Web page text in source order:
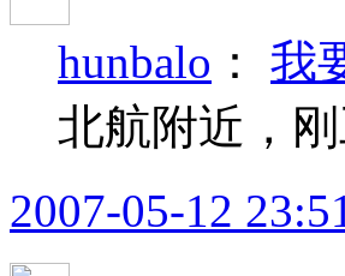
hunbalo ： 我
北航附近，
2007-05-12